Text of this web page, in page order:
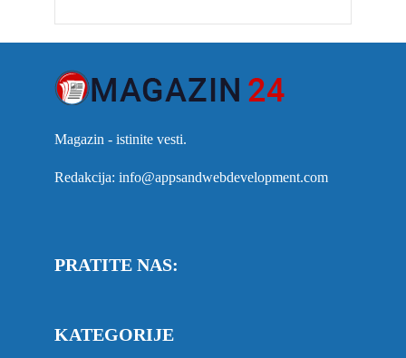
Magazin - istinite vesti.
Redakcija: info@appsandwebdevelopment.com
PRATITE NAS:
KATEGORIJE